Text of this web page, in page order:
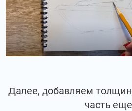
Далее, добавляем
часть